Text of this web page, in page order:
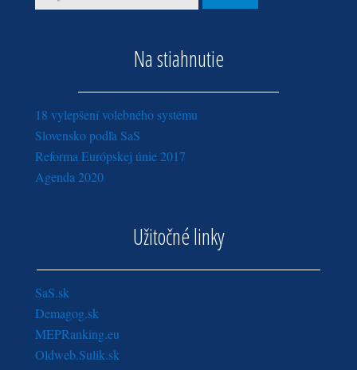
Na stiahnutie
18 vylepšení volebného systému
Slovensko podľa SaS
Reforma Európskej únie 2017
Agenda 2020
Užitočné linky
SaS.sk
Demagog.sk
MEPRanking.eu
Oldweb.Sulik.sk